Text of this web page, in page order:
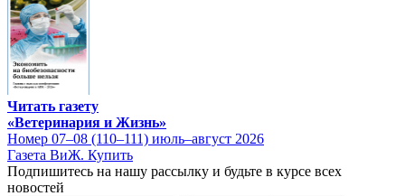
Читать газету
«Ветеринария и Жизнь»
Номер 07–08 (110–111) июль–август 2026
Газета ВиЖ. Купить
Подпишитесь на нашу рассылку и будьте в курсе всех
новостей